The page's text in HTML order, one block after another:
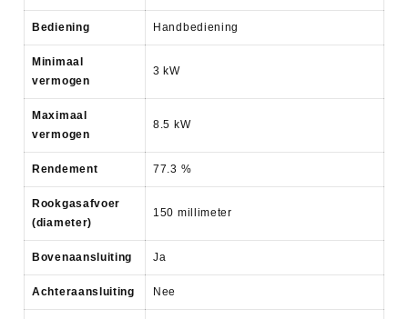
Bediening Handbediening
Minimaal
vermogen
3 kW
Maximaal
vermogen
8.5 kW
Rendement 77.3 %
Rookgasafvoer
(diameter)
150 millimeter
Bovenaansluiting Ja
Achteraansluiting Nee